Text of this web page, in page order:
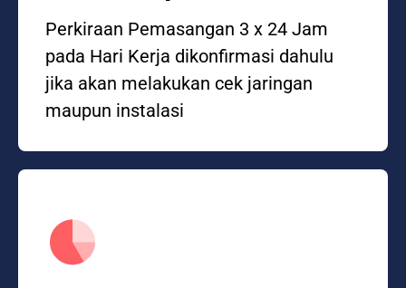
Perkiraan Pemasangan 3 x 24 Jam
pada Hari Kerja dikonfirmasi dahulu
jika akan melakukan cek jaringan
maupun instalasi